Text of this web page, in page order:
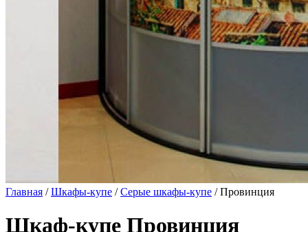
Главная /Шкафы-купе /Серые шкафы-купе / Провинция
Шкаф-купе Провинция